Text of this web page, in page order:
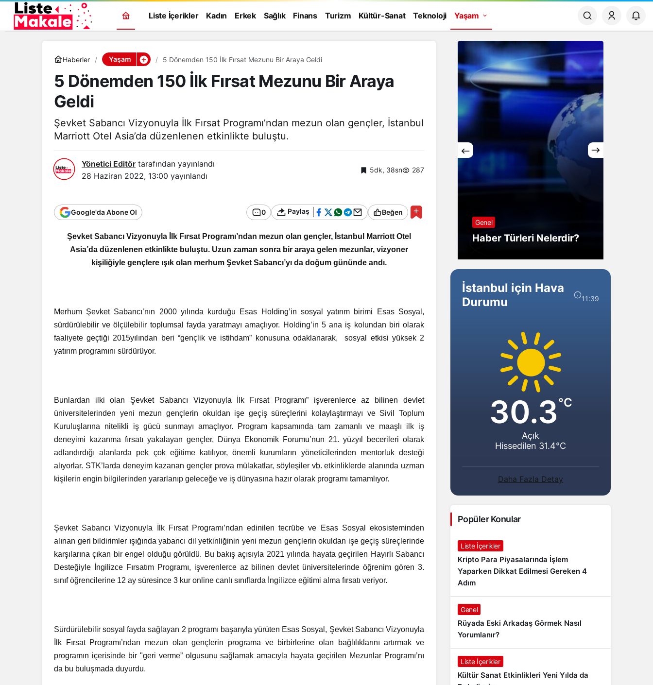
Liste İçerikler Kadın Erkek Sağlık Finans Turizm Kültür-Sanat Teknoloji Yaşam
Haberler Yaşam 5 Dönemden 150 İlk Fırsat Mezunu Bir Araya Geldi
5 Dönemden 150 İlk Fırsat Mezunu Bir Araya
Geldi
Şevket Sabancı Vizyonuyla İlk Fırsat Programı’ndan mezun olan gençler, İstanbul
Marriott Otel Asia’da düzenlenen etkinlikte buluştu.
Yönetici Editör tarafından yayınlandı
28 Haziran 2022, 13:00 yayınlandı
5dk, 38sn 287
Google'da Abone Ol 0 Paylaş Beğen
Şevket Sabancı Vizyonuyla İlk Fırsat Programı’ndan mezun olan gençler, İstanbul Marriott Otel
Asia’da düzenlenen etkinlikte buluştu. Uzun zaman sonra bir araya gelen mezunlar, vizyoner
kişiliğiyle gençlere ışık olan merhum Şevket Sabancı’yı da doğum gününde andı.
Merhum Şevket Sabancı’nın 2000 yılında kurduğu Esas Holding’in sosyal yatırım birimi Esas Sosyal,
sürdürülebilir ve ölçülebilir toplumsal fayda yaratmayı amaçlıyor. Holding’in 5 ana iş kolundan biri olarak
faaliyete geçtiği 2015yılından beri “gençlik ve istihdam” konusuna odaklanarak, sosyal etkisi yüksek 2
yatırım programını sürdürüyor.
Bunlardan ilki olan Şevket Sabancı Vizyonuyla İlk Fırsat Programı” işverenlerce az bilinen devlet
üniversitelerinden yeni mezun gençlerin okuldan işe geçiş süreçlerini kolaylaştırmayı ve Sivil Toplum
Kuruluşlarına nitelikli iş gücü sunmayı amaçlıyor. Program kapsamında tam zamanlı ve maaşlı ilk iş
deneyimi kazanma fırsatı yakalayan gençler, Dünya Ekonomik Forumu’nun 21. yüzyıl becerileri olarak
adlandırdığı alanlarda pek çok eğitime katılıyor, önemli kurumların yöneticilerinden mentorluk desteği
alıyorlar. STK’larda deneyim kazanan gençler prova mülakatlar, söyleşiler vb. etkinliklerde alanında uzman
kişilerin engin bilgilerinden yararlanıp geleceğe ve iş dünyasına hazır olarak programı tamamlıyor.
Şevket Sabancı Vizyonuyla İlk Fırsat Programı’ndan edinilen tecrübe ve Esas Sosyal ekosisteminden
alınan geri bildirimler ışığında yabancı dil yetkinliğinin yeni mezun gençlerin okuldan işe geçiş süreçlerinde
karşılarına çıkan bir engel olduğu görüldü. Bu bakış açısıyla 2021 yılında hayata geçirilen Hayırlı Sabancı
Desteğiyle İngilizce Fırsatım Programı, işverenlerce az bilinen devlet üniversitelerinde öğrenim gören 3.
sınıf öğrencilerine 12 ay süresince 3 kur online canlı sınıflarda İngilizce eğitimi alma fırsatı veriyor.
Sürdürülebilir sosyal fayda sağlayan 2 programı başarıyla yürüten Esas Sosyal, Şevket Sabancı Vizyonuyla
İlk Fırsat Programı’ndan mezun olan gençlerin programa ve birbirlerine olan bağlılıklarını artırmak ve
programın içerisinde bir "geri verme” olgusunu sağlamak amacıyla hayata geçirilen Mezunlar Programı’nı
da bu buluşmada duyurdu.
Genel
Zaman Bağlanır?
Genel
Haber Türleri Nelerdir?
İstanbul için Hava
Durumu
11:39
30.3°C
Açık
Hissedilen 31.4°C
Daha Fazla Detay
Popüler Konular
Liste İçerikler
Kripto Para Piyasalarında İşlem
Yaparken Dikkat Edilmesi Gereken 4
Adım
Genel
Rüyada Eski Arkadaş Görmek Nasıl
Yorumlanır?
Liste İçerikler
Kültür Sanat Etkinlikleri Yeni Yılda da